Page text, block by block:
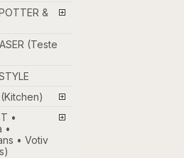
&
(Teste
•
•
• Votiv